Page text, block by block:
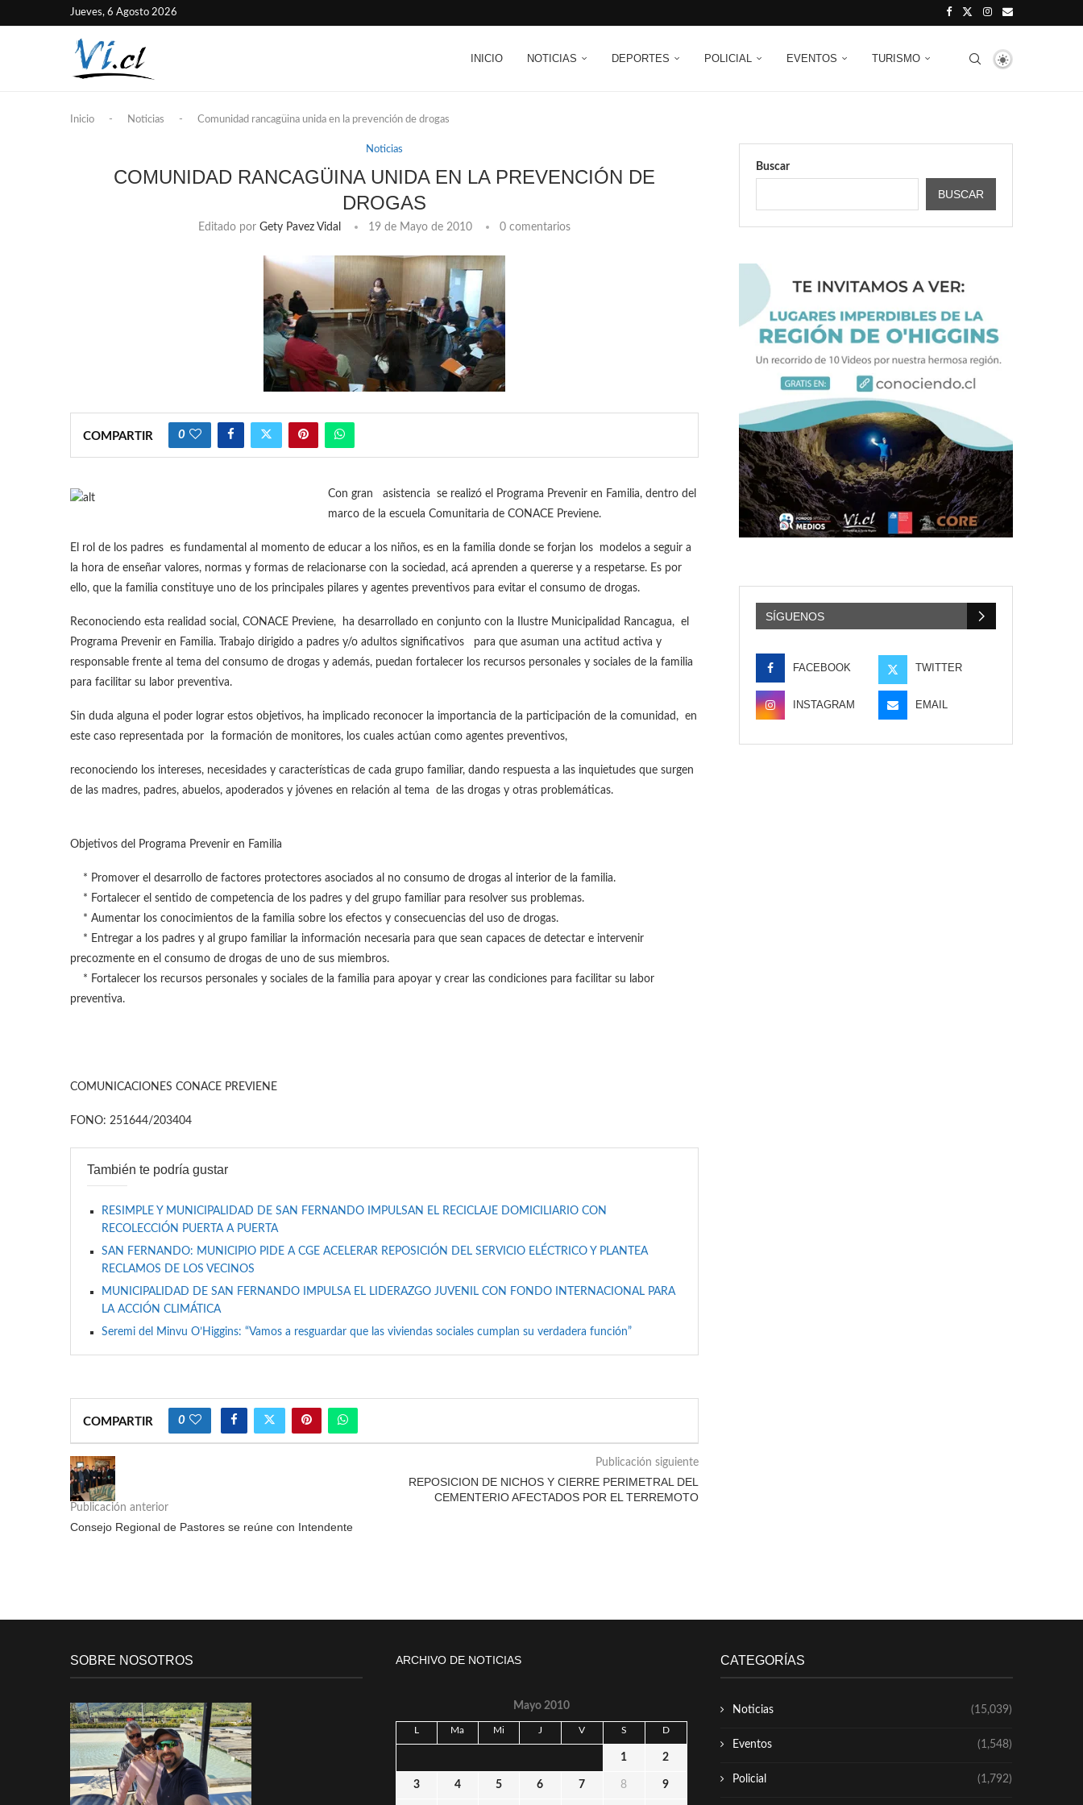
Jueves, 6 Agosto 2026
INICIO NOTICIAS DEPORTES POLICIAL EVENTOS TURISMO
Inicio - Noticias - Comunidad rancagüina unida en la prevención de drogas
Noticias
COMUNIDAD RANCAGÜINA UNIDA EN LA PREVENCIÓN DE
DROGAS
Editado por Gety Pavez Vidal 19 de Mayo de 2010 0 comentarios
COMPARTIR 0
Con gran asistencia se realizó el Programa Prevenir en Familia, dentro del
marco de la escuela Comunitaria de CONACE Previene.
El rol de los padres es fundamental al momento de educar a los niños, es en la familia donde se forjan los modelos a seguir a
la hora de enseñar valores, normas y formas de relacionarse con la sociedad, acá aprenden a quererse y a respetarse. Es por
ello, que la familia constituye uno de los principales pilares y agentes preventivos para evitar el consumo de drogas.
Reconociendo esta realidad social, CONACE Previene, ha desarrollado en conjunto con la Ilustre Municipalidad Rancagua, el
Programa Prevenir en Familia. Trabajo dirigido a padres y/o adultos significativos para que asuman una actitud activa y
responsable frente al tema del consumo de drogas y además, puedan fortalecer los recursos personales y sociales de la familia
para facilitar su labor preventiva.
Sin duda alguna el poder lograr estos objetivos, ha implicado reconocer la importancia de la participación de la comunidad, en
este caso representada por la formación de monitores, los cuales actúan como agentes preventivos,
reconociendo los intereses, necesidades y características de cada grupo familiar, dando respuesta a las inquietudes que surgen
de las madres, padres, abuelos, apoderados y jóvenes en relación al tema de las drogas y otras problemáticas.
Objetivos del Programa Prevenir en Familia
* Promover el desarrollo de factores protectores asociados al no consumo de drogas al interior de la familia.
* Fortalecer el sentido de competencia de los padres y del grupo familiar para resolver sus problemas.
* Aumentar los conocimientos de la familia sobre los efectos y consecuencias del uso de drogas.
* Entregar a los padres y al grupo familiar la información necesaria para que sean capaces de detectar e intervenir
precozmente en el consumo de drogas de uno de sus miembros.
* Fortalecer los recursos personales y sociales de la familia para apoyar y crear las condiciones para facilitar su labor
preventiva.
COMUNICACIONES CONACE PREVIENE
FONO: 251644/203404
También te podría gustar
RESIMPLE Y MUNICIPALIDAD DE SAN FERNANDO IMPULSAN EL RECICLAJE DOMICILIARIO CON
RECOLECCIÓN PUERTA A PUERTA
SAN FERNANDO: MUNICIPIO PIDE A CGE ACELERAR REPOSICIÓN DEL SERVICIO ELÉCTRICO Y PLANTEA
RECLAMOS DE LOS VECINOS
MUNICIPALIDAD DE SAN FERNANDO IMPULSA EL LIDERAZGO JUVENIL CON FONDO INTERNACIONAL PARA
LA ACCIÓN CLIMÁTICA
Seremi del Minvu O’Higgins: “Vamos a resguardar que las viviendas sociales cumplan su verdadera función”
COMPARTIR 0
Publicación anterior
Consejo Regional de Pastores se reúne con Intendente
Publicación siguiente
REPOSICION DE NICHOS Y CIERRE PERIMETRAL DEL
CEMENTERIO AFECTADOS POR EL TERREMOTO
Buscar
BUSCAR
SÍGUENOS
FACEBOOK TWITTER
INSTAGRAM EMAIL
SOBRE NOSOTROS ARCHIVO DE NOTICIAS
Mayo 2010
L Ma Mi J V S D
1 2
3 4 5 6 7 8 9
CATEGORÍAS
Noticias (15,039)
Eventos (1,548)
Policial (1,792)